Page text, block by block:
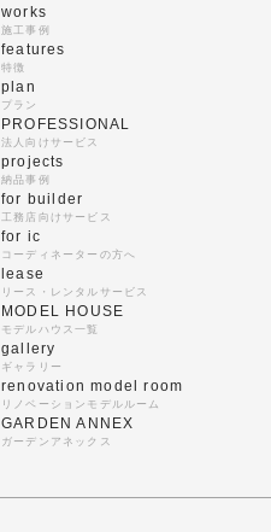
works
施工事例
features
特徴
plan
プラン
PROFESSIONAL
法人向けサービス
projects
納品事例
for builder
工務店向けサービス
for ic
コーディネーターの方へ
lease
リース・レンタルサービス
MODEL HOUSE
モデルハウス一覧
gallery
ギャラリー
renovation model room
リノベーションモデルルーム
GARDEN ANNEX
ガーデンアネックス